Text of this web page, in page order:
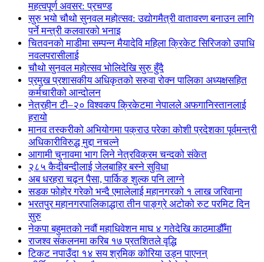
महत्वपूर्ण अवसर: प्रचण्ड
सुरु भयो चौथो सुनवल महोत्सव: उद्योगमैत्री वातावरण बनाउन लागि
पर्ने मन्त्री कलवारको भनाइ
चितवनको माडीमा सम्पन्न मैयादेवि महिला क्रिकेट सिरिजको उपाधि
नवलपरासीलाई
चौथो सुनवल महोत्सव भोलिदेखि सुरु हुँदै
प्रमुख प्रशासकीय अधिकृतको सरुवा रोक्न पालिका अध्यक्षसहित
कर्मचारीको आन्दोलन
नेत्रहीन टी–२० विश्वकप क्रिकेटमा नेपालले अफगानिस्तानलाई
हरायो
मानव तस्करीको अभियोगमा पक्राउ परेका कोशी प्रदेशका पूर्वमन्त्री
अधिकारीविरुद्ध मुद्दा नचल्ने
आगामी चुनावमा भाग लिने नेत्रविक्रम चन्दको संकेत
२८५ कैदीबन्दीलाई जेलबाहिर बस्ने सुविधा
अब धरहरा चढ्न पैसा, पार्किङ शुल्क पनि लाग्ने
सडक फोहोर गरेको भन्दै एमालेलाई महानगरको १ लाख जरिवाना
भरतपुर महानगरपालिकाद्धारा तीन पाङ्ग्रे अटोको रुट परमिट दिन
सुरु
नेकपा बहुमतको नवौं महाधिवेशन माघ ४ गतेदेखि काठमाडौँमा
राजश्व संकलनमा करिब १७ प्रतशितले वृद्धि
टिकट नपाउँदा १४ सय श्रमिक कोरिया उड्न पाएनन्